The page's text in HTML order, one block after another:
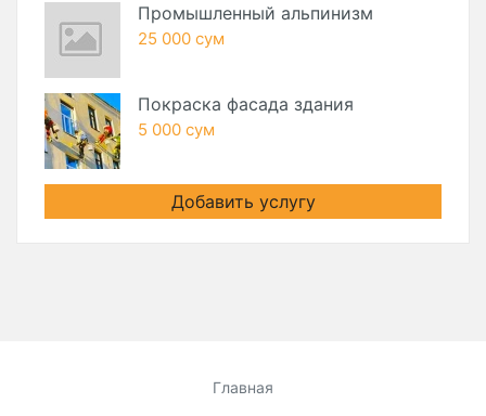
Промышленный альпинизм
25 000 сум
Покраска фасада здания
5 000 сум
Добавить услугу
Главная